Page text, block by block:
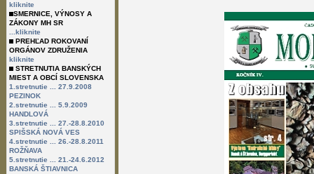
kliknite
SMERNICE, VÝNOSY A
ZÁKONY MH SR
...kliknite
PREHĽAD ROKOVANÍ
ORGÁNOV ZDRUŽENIA
kliknite
STRETNUTIA BANSKÝCH
MIEST A OBCÍ SLOVENSKA
1.stretnutie ... 27.9.2008
PEZINOK
2.stretnutie ... 5.9.2009
HANDLOVÁ
3.stretnutie ... 27.-28.8.2010
SPIŠSKÁ NOVÁ VES
4.stretnutie ... 26.-28.8.2011
ROŽŇAVA
5.stretnutie ... 21.-24.6.2012
BANSKÁ ŠTIAVNICA